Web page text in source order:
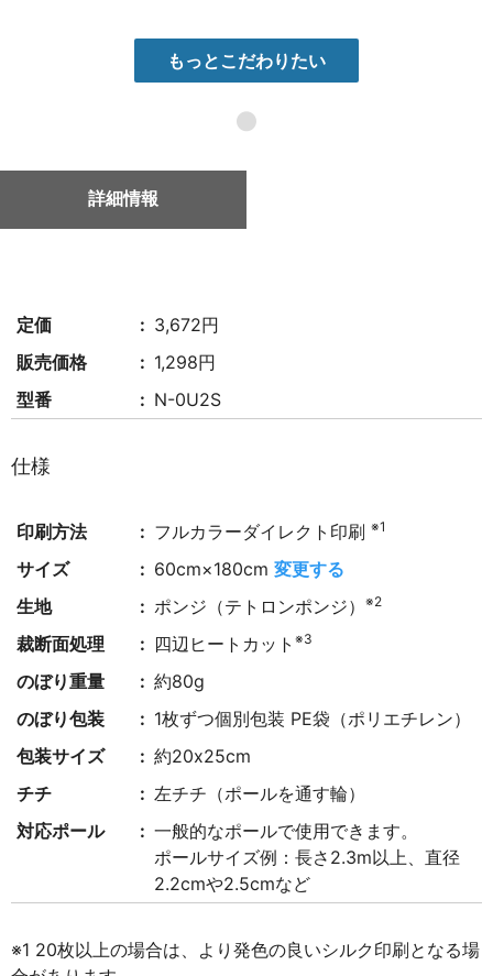
もっとこだわりたい
●
詳細情報
定価
3,672円
販売価格
1,298円
型番
N-0U2S
仕様
印刷方法 フルカラーダイレクト印刷※1
サイズ 60cm×180cm変更する
生地
ポンジ（テトロンポンジ）※2
裁断面処理 四辺ヒートカット※3
のぼり重量
約80g
のぼり包装
1枚ずつ個別包装 PE袋（ポリエチレン）
包装サイズ
約20x25cm
チチ
左チチ（ポールを通す輪）
対応ポール
一般的なポールで使用できます。
ポールサイズ例：長さ2.3m以上、直径
2.2cmや2.5cmなど
※1 20枚以上の場合は、より発色の良いシルク印刷となる場